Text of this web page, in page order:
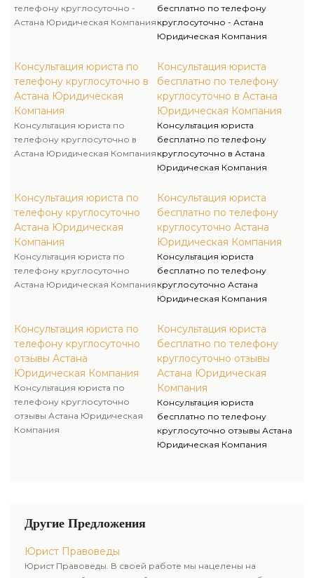
телефону круглосуточно -
Астана Юридическая Компания
Консультация юриста по
телефону круглосуточно в
Астана Юридическая
Компания
Консультация юриста по
телефону круглосуточно в
Астана Юридическая Компания
Консультация юриста по
телефону круглосуточно
Астана Юридическая
Компания
Консультация юриста по
телефону круглосуточно
Астана Юридическая Компания
Консультация юриста по
телефону круглосуточно
отзывы Астана
Юридическая Компания
Консультация юриста по
телефону круглосуточно
отзывы Астана Юридическая
Компания
бесплатно по телефону
круглосуточно - Астана
Юридическая Компания
Консультация юриста
бесплатно по телефону
круглосуточно в Астана
Юридическая Компания
Консультация юриста
бесплатно по телефону
круглосуточно в Астана
Юридическая Компания
Консультация юриста
бесплатно по телефону
круглосуточно Астана
Юридическая Компания
Консультация юриста
бесплатно по телефону
круглосуточно Астана
Юридическая Компания
Консультация юриста
бесплатно по телефону
круглосуточно отзывы
Астана Юридическая
Компания
Консультация юриста
бесплатно по телефону
круглосуточно отзывы Астана
Юридическая Компания
Другие Предложения
Юрист Правоведы
Юрист Правоведы. В своей работе мы нацелены на